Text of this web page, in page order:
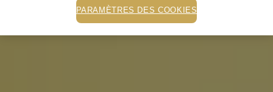
PARAMÈTRES DES COOKIES